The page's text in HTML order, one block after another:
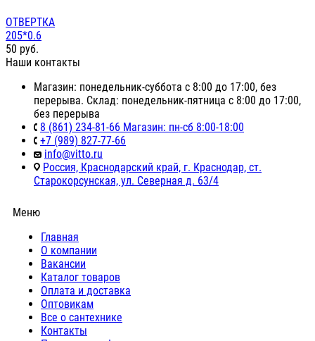
ОТВЕРТКА
205*0.6
50 руб.
Наши контакты
Магазин: понедельник-суббота с 8:00 до 17:00, без
перерыва. Склад: понедельник-пятница с 8:00 до 17:00,
без перерыва
8 (861) 234-81-66 Магазин: пн-сб 8:00-18:00
+7 (989) 827-77-66
info@vitto.ru
Россия, Краснодарский край, г. Краснодар, ст.
Старокорсунская, ул. Северная д. 63/4
Меню
Главная
О компании
Вакансии
Каталог товаров
Оплата и доставка
Оптовикам
Все о сантехнике
Контакты